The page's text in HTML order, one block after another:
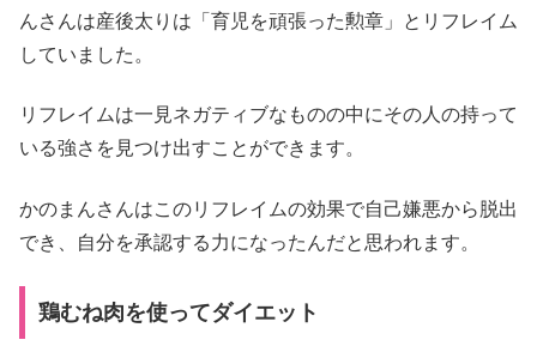
んさんは産後太りは「育児を頑張った勲章」とリフレイム
していました。
リフレイムは一見ネガティブなものの中にその人の持って
いる強さを見つけ出すことができます。
かのまんさんはこのリフレイムの効果で自己嫌悪から脱出
でき、自分を承認する力になったんだと思われます。
鶏むね肉を使ってダイエット